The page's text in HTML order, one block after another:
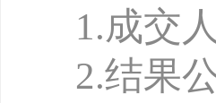
1.成交
2.结果